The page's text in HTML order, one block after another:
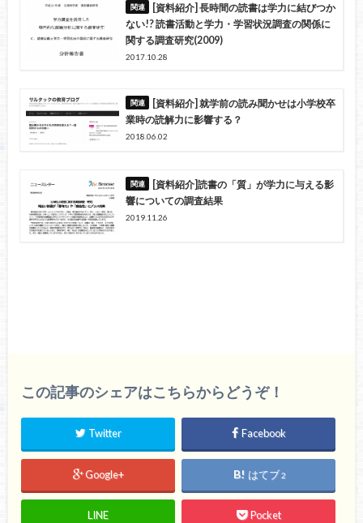
[資料紹介] 長時間の読書は学力に結びつか
ない!? 読書活動と学力・学習状況調査の関係に
関する調査研究(2009)
2017.10.28
[資料紹介] 就学前の読み聞かせは小学校卒
業時の読解力に影響する？
2018.06.02
[資料紹介]読書の「質」が学力に与える影
響についての調査結果
2019.11.26
この記事のシェアはこちらからどうぞ！
Twitter Facebook
Google+ はてブ2
LINE Pocket